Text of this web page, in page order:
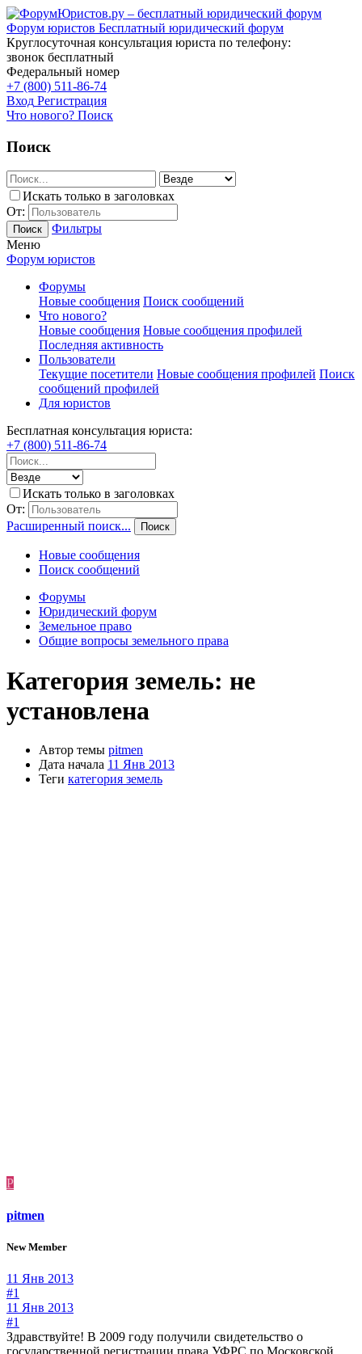
Форум юристов Бесплатный юридический форум
Круглосуточная консультация юриста по телефону:
звонок бесплатный
Федеральный номер
+7 (800) 511-86-74
Вход Регистрация
Что нового? Поиск
Поиск
Искать только в заголовках
От:
Поиск
Фильтры
Меню
Форум юристов
Форумы
Новые сообщения Поиск сообщений
Что нового?
Новые сообщения Новые сообщения профилей
Последняя активность
Пользователи
Текущие посетители Новые сообщения профилей Поиск
сообщений профилей
Для юристов
Бесплатная консультация юриста:
+7 (800) 511-86-74
Искать только в заголовках
От:
Расширенный поиск...
Поиск
Новые сообщения
Поиск сообщений
Форумы
Юридический форум
Земельное право
Общие вопросы земельного права
Категория земель: не
установлена
Автор темы pitmen
Дата начала 11 Янв 2013
Теги категория земель
P
pitmen
New Member
11 Янв 2013
#1
11 Янв 2013
#1
Здравствуйте! В 2009 году получили свидетельство о
государственной регистрации права УФРС по Московской